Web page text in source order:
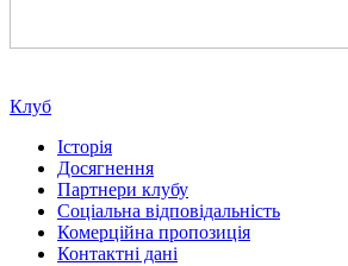
Клуб
Історія
Досягнення
Партнери клубу
Соціальна відповідальність
Комерційна пропозиція
Контактні дані